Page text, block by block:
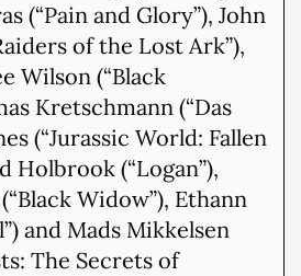
(“Pain and Glory”), John
of the Lost Ark”),
Wilson (“Black
Kretschmann (“Das
(“Jurassic World: Fallen
Holbrook (“Logan”),
Widow”), Ethann
and Mads Mikkelsen
The Secrets of